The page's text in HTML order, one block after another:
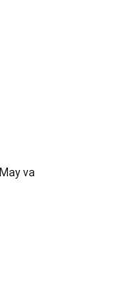
May va